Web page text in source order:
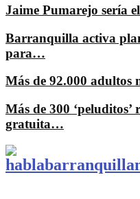
Jaime Pumarejo sería
Barranquilla activa
para…
Más de 92.000
Más de 300 ‘peluditos’
gratuita…